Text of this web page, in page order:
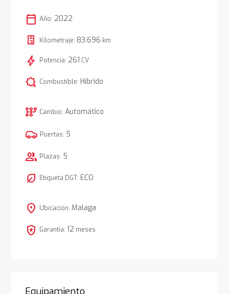
calendar_today Año: 2022
Kilometraje: 83.696 km
bolt Potencia: 261 CV
comic_bubble Combustible: Híbrido
auto_transmission Cambio: Automático
Puertas: 5
group Plazas: 5
nest_eco_leaf Etiqueta DGT: ECO
location_on Ubicación: Malaga
local_police Garantía: 12 meses
Equipamiento